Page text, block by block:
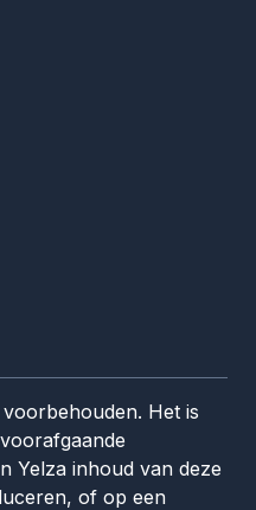
Het is
Yelza inhoud van deze
of op een